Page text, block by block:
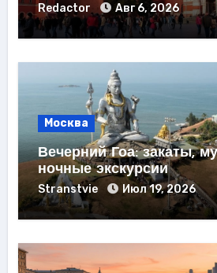
Redactor Авг 6, 2026
Москва
Вечерний Гоа: закаты,
ночные экскурсии
Stranstvie Июл 19, 2026